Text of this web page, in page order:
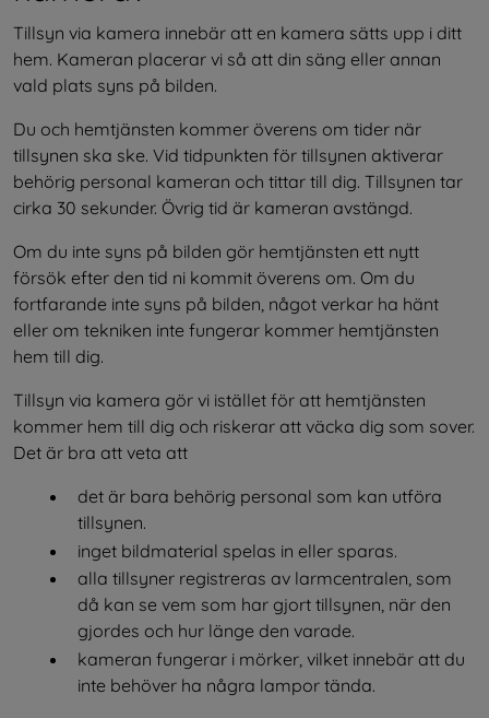
Tillsyn via kamera innebär att en kamera sätts upp i ditt
hem. Kameran placerar vi så att din säng eller annan
vald plats syns på bilden.
Du och hemtjänsten kommer överens om tider när
tillsynen ska ske. Vid tidpunkten för tillsynen aktiverar
behörig personal kameran och tittar till dig. Tillsynen tar
cirka 30 sekunder. Övrig tid är kameran avstängd.
Om du inte syns på bilden gör hemtjänsten ett nytt
försök efter den tid ni kommit överens om. Om du
fortfarande inte syns på bilden, något verkar ha hänt
eller om tekniken inte fungerar kommer hemtjänsten
hem till dig.
Tillsyn via kamera gör vi istället för att hemtjänsten
kommer hem till dig och riskerar att väcka dig som sover.
Det är bra att veta att
det är bara behörig personal som kan utföra
tillsynen.
inget bildmaterial spelas in eller sparas.
alla tillsyner registreras av larmcentralen, som
då kan se vem som har gjort tillsynen, när den
gjordes och hur länge den varade.
kameran fungerar i mörker, vilket innebär att du
inte behöver ha några lampor tända.